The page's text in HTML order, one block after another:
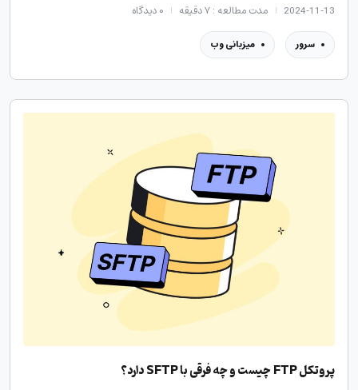
2024-11-13 مدت مطالعه : ۷ دقیقه ۰دیدگاه
سرور میزبانی وب
پروتکل FTP چیست و چه فرقی با SFTP دارد؟